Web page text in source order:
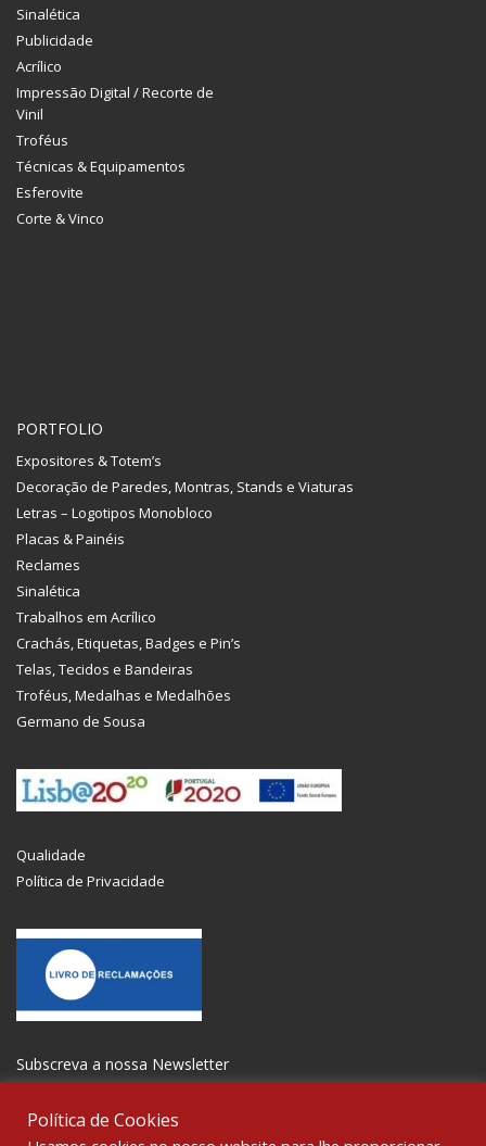
Sinalética
Publicidade
Acrílico
Impressão Digital / Recorte de
Vinil
Troféus
Técnicas & Equipamentos
Esferovite
Corte & Vinco
PORTFOLIO
Expositores & Totem’s
Decoração de Paredes, Montras, Stands e Viaturas
Letras – Logotipos Monobloco
Placas & Painéis
Reclames
Sinalética
Trabalhos em Acrílico
Crachás, Etiquetas, Badges e Pin’s
Telas, Tecidos e Bandeiras
Troféus, Medalhas e Medalhões
Germano de Sousa
Qualidade
Política de Privacidade
Subscreva a nossa Newsletter
Política de Cookies